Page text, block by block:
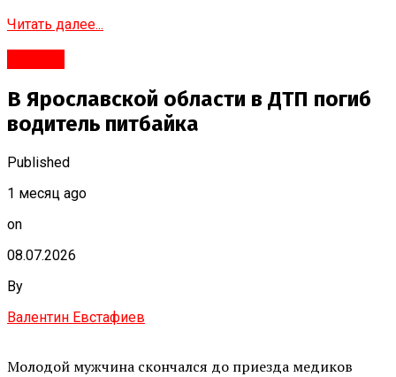
Читать далее...
В Ярославской области в ДТП погиб
водитель питбайка
Published
1 месяц ago
on
08.07.2026
By
Валентин Евстафиев
Молодой мужчина скончался до приезда медиков